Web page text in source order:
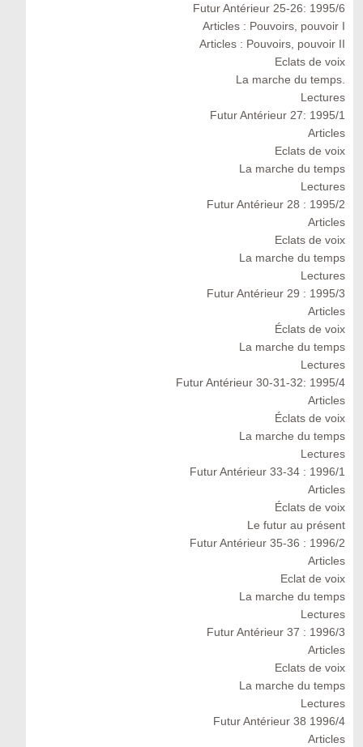
Futur Antérieur 25-26: 1995/6
Articles : Pouvoirs, pouvoir I
Articles : Pouvoirs, pouvoir II
Eclats de voix
La marche du temps.
Lectures
Futur Antérieur 27: 1995/1
Articles
Eclats de voix
La marche du temps
Lectures
Futur Antérieur 28 : 1995/2
Articles
Eclats de voix
La marche du temps
Lectures
Futur Antérieur 29 : 1995/3
Articles
Éclats de voix
La marche du temps
Lectures
Futur Antérieur 30-31-32: 1995/4
Articles
Éclats de voix
La marche du temps
Lectures
Futur Antérieur 33-34 : 1996/1
Articles
Éclats de voix
Le futur au présent
Futur Antérieur 35-36 : 1996/2
Articles
Eclat de voix
La marche du temps
Lectures
Futur Antérieur 37 : 1996/3
Articles
Eclats de voix
La marche du temps
Lectures
Futur Antérieur 38 1996/4
Articles